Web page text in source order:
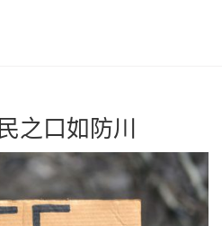
之口如防川